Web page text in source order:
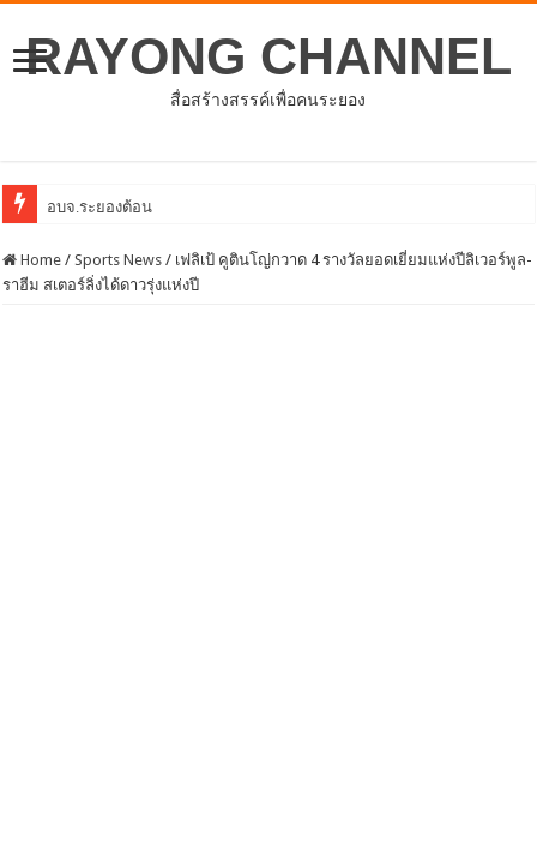
RAYONG CHANNEL
สื่อสร้างสรรค์เพื่อคนระยอง
อบจ.ระยองต้อนรับคณะจากตัวแทนศูนย์ธุรกิจจีน –
Home / Sports News / เฟลิเป้ คูตินโญ่กวาด 4 รางวัลยอดเยี่ยมแห่งปีลิเวอร์พูล-
ราฮีม สเตอร์ลิ่งได้ดาวรุ่งแห่งปี